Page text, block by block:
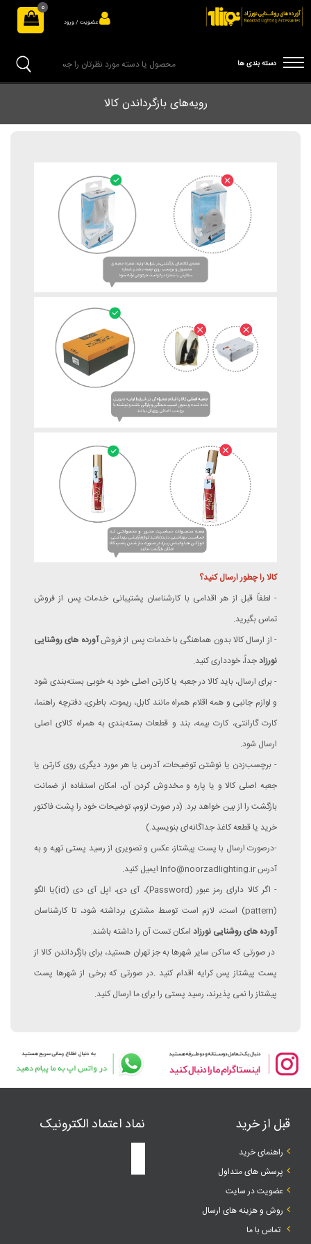
عضویت / ورود
0
دسته بندی ها
رویه‌های بازگرداندن کالا
کالا را چطور ارسال کنید؟
- لطفاً قبل از هر اقدامی با کارشناسان پشتیبانی خدمات پس از فروش
تماس بگیرید.
- از ارسال کالا بدون هماهنگی با خدمات پس از فروشآورده های روشنایی
نورزادجداً، خودداری کنید.
- برای ارسال، باید کالا در جعبه یا کارتن اصلی خود به ‏خوبی بسته‌بندی شود
و لوازم جانبی و همه اقلام همراه مانند کابل، ریموت، باطری، دفترچه راهنما،
کارت گارانتی، کارت بیمه، بند و قطعات بسته‌بندی به همراه کالای اصلی
ارسال شود.
- برچسب‌زدن یا نوشتن توضیحات، آدرس یا هر مورد دیگری روی کارتن یا
جعبه اصلی کالا و یا پاره و مخدوش کردن آن، امکان استفاده از ضمانت
بازگشت را از بین خواهد برد. (در صورت لزوم، توضیحات خود را پشت فاکتور
خرید یا قطعه کاغذ جداگانه‌ای بنویسید.)
-درصورت ارسال با پست پیشتاز، عکس و تصویری از رسید پستی تهیه و به
آدرس Info@noorzadlighting.ir ایمیل کنید.
- اگر کالا دارای رمز عبور (Password)، آی دی، اپل آی دی (id)یا الگو
(pattern) است، لازم است توسط مشتری برداشته شود، تا کارشناسان
آورده های روشنایی نورزاد امکان تست آن را داشته باشند.
در صورتی که ساکن سایر شهرها به جز تهران هستید، برای بازگرداندن کالا از
پست پیشتاز پس کرایه اقدام کنید .در صورتی که برخی از شهرها پست
پیشتاز را نمی پذیرند، رسید پستی را برای ما ارسال کنید.
نماد اعتماد الکترونیک قبل از خرید
راهنمای خرید
پرسش های متداول
عضویت در سایت
روش و هزینه های ارسال
تماس با ما